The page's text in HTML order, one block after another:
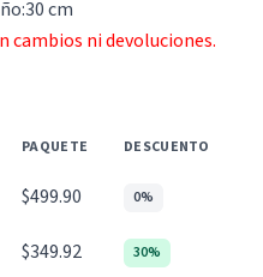
cm
cambios ni devoluciones.
PAQUETE DESCUENTO
$499.90 0%
$349.92 30%